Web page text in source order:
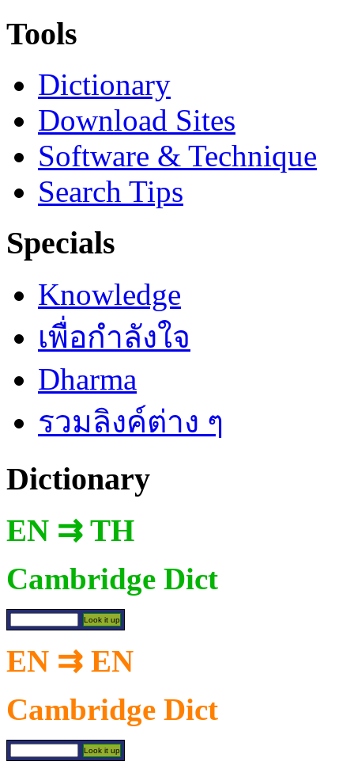
Tools
Dictionary
Download Sites
Software & Technique
Search Tips
Specials
Knowledge
เพื่อกำลังใจ
Dharma
รวมลิงค์ต่าง ๆ
Dictionary
EN ⇉ TH
Cambridge Dict
EN ⇉ EN
Cambridge Dict